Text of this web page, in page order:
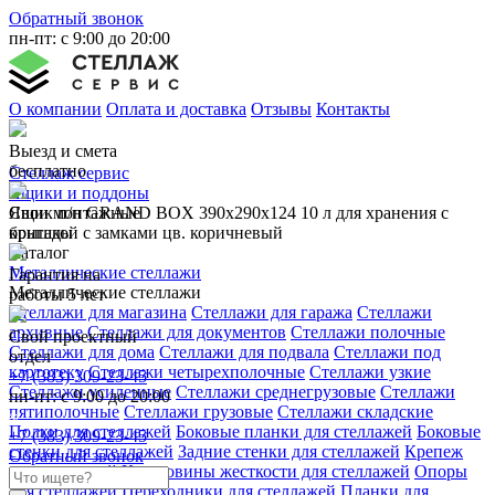
Обратный звонок
пн-пт: с 9:00 до 20:00
О компании Оплата и доставка Отзывы Контакты
Выезд и смета
бесплатно
Свои монтажные
бригады
Гарантия на
работы 5 лет
Свой проектный
отдел
+7 (383) 309-23-45
пн-пт: с 9:00 до 20:00
+7 (383) 309-23-45
Обратный звонок
Стеллаж сервис
Ящики и поддоны
Ящик п/п GRAND BOX 390х290х124 10 л для хранения с
крышкой с замками цв. коричневый
Каталог
Металлические стеллажи
Металлические стеллажи
Стеллажи для магазина Стеллажи для гаража Стеллажи
архивные Стеллажи для документов Стеллажи полочные
Стеллажи для дома Стеллажи для подвала Стеллажи под
картотеку Стеллажи четырехполочные Стеллажи узкие
Стеллажи усиленные Стеллажи среднегрузовые Стеллажи
пятиполочные Стеллажи грузовые Стеллажи складские
Полки для стеллажей Боковые планки для стеллажей Боковые
стенки для стеллажей Задние стенки для стеллажей Крепеж
для стеллажей Крестовины жесткости для стеллажей Опоры
для стеллажей Переходники для стеллажей Планки для